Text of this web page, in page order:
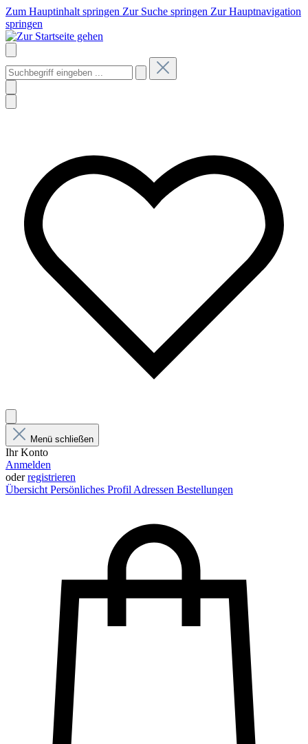
Zum Hauptinhalt springen Zur Suche springen Zur Hauptnavigation
springen
Menü schließen
Ihr Konto
Anmelden
oderregistrieren
Übersicht Persönliches Profil Adressen Bestellungen